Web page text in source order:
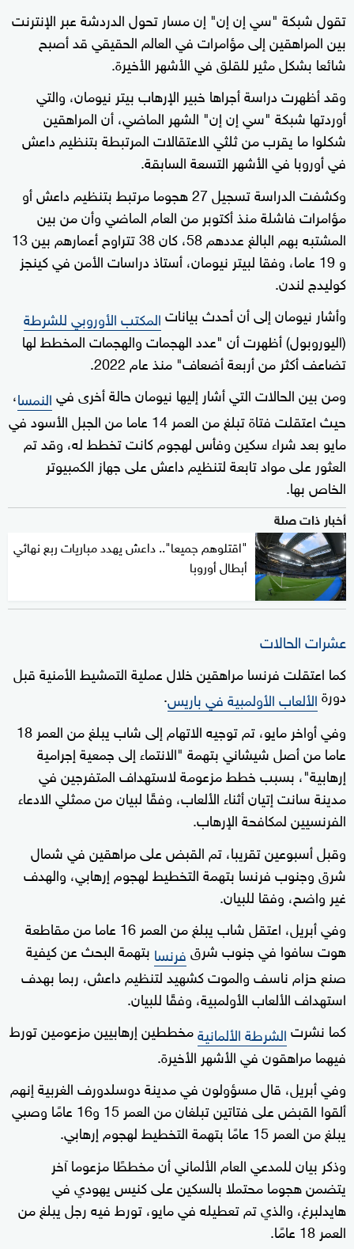
تقول شبكة "سي إن إن" إن مسار تحول الدردشة عبر الإنترنت
بين المراهقين إلى مؤامرات في العالم الحقيقي قد أصبح
شائعا بشكل مثير للقلق في الأشهر الأخيرة.
وقد أظهرت دراسة أجراها خبير الإرهاب بيتر نيومان، والتي
أوردتها شبكة "سي إن إن" الشهر الماضي، أن المراهقين
شكلوا ما يقرب من ثلثي الاعتقالات المرتبطة بتنظيم داعش
في أوروبا في الأشهر التسعة السابقة.
وكشفت الدراسة تسجيل 27 هجوما مرتبط بتنظيم داعش أو
مؤامرات فاشلة منذ أكتوبر من العام الماضي وأن من بين
المشتبه بهم البالغ عددهم 58، كان 38 تتراوح أعمارهم بين 13
و 19 عاما، وفقا لبيتر نيومان، أستاذ دراسات الأمن في كينجز
كوليدج لندن.
وأشار نيومان إلى أن أحدث بياناتالمكتب الأوروبي للشرطة
(اليوروبول) أظهرت أن "عدد الهجمات والهجمات المخطط لها
تضاعف أكثر من أربعة أضعاف" منذ عام 2022.
ومن بين الحالات التي أشار إليها نيومان حالة أخرى فيالنمسا،
حيث اعتقلت فتاة تبلغ من العمر 14 عاما من الجبل الأسود في
مايو بعد شراء سكين وفأس لهجوم كانت تخطط له، وقد تم
العثور على مواد تابعة لتنظيم داعش على جهاز الكمبيوتر
الخاص بها.
أخبار ذات صلة
"اقتلوهم جميعا".. داعش يهدد مباريات ربع نهائي
أبطال أوروبا
عشرات الحالات
كما اعتقلت فرنسا مراهقين خلال عملية التمشيط الأمنية قبل
دورةالألعاب الأولمبية في باريس.
وفي أواخر مايو، تم توجيه الاتهام إلى شاب يبلغ من العمر 18
عاما من أصل شيشاني بتهمة "الانتماء إلى جمعية إجرامية
إرهابية"، بسبب خطط مزعومة لاستهداف المتفرجين في
مدينة سانت إتيان أثناء الألعاب، وفقًا لبيان من ممثلي الادعاء
الفرنسيين لمكافحة الإرهاب.
وقبل أسبوعين تقريبا، تم القبض على مراهقين في شمال
شرق وجنوب فرنسا بتهمة التخطيط لهجوم إرهابي، والهدف
غير واضح، وفقا للبيان.
وفي أبريل، اعتقل شاب يبلغ من العمر 16 عاما من مقاطعة
هوت سافوا في جنوب شرقفرنسا بتهمة البحث عن كيفية
صنع حزام ناسف والموت كشهيد لتنظيم داعش، ربما بهدف
استهداف الألعاب الأولمبية، وفقًا للبيان.
كما نشرتالشرطة الألمانيةمخططين إرهابيين مزعومين تورط
فيهما مراهقون في الأشهر الأخيرة.
وفي أبريل، قال مسؤولون في مدينة دوسلدورف الغربية إنهم
ألقوا القبض على فتاتين تبلغان من العمر 15 و16 عامًا وصبي
يبلغ من العمر 15 عامًا بتهمة التخطيط لهجوم إرهابي.
وذكر بيان للمدعي العام الألماني أن مخططًا مزعوما آخر
يتضمن هجوما محتملا بالسكين على كنيس يهودي في
هايدلبرغ، والذي تم تعطيله في مايو، تورط فيه رجل يبلغ من
العمر 18 عامًا.